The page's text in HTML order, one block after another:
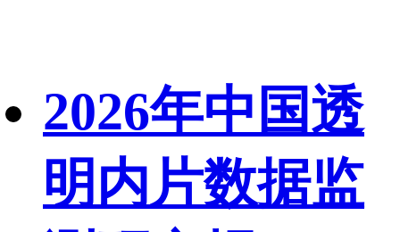
2026年中国透
明内片数据监